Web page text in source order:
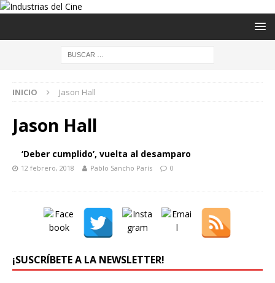
INICIO Jason Hall
Jason Hall
‘Deber cumplido’, vuelta al desamparo
12 febrero, 2018 Pablo Sancho París 0
¡SUSCRÍBETE A LA NEWSLETTER!